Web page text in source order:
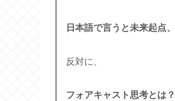
日本語で言うと未来起点
反対に、
フォアキャスト思考とは？